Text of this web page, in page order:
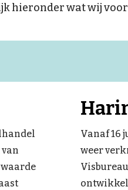
hieronder wat wij voor
Vanaf 16
weer